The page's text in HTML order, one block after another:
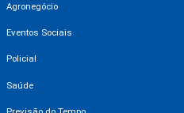
Agronegócio
Eventos Sociais
Policial
Saúde